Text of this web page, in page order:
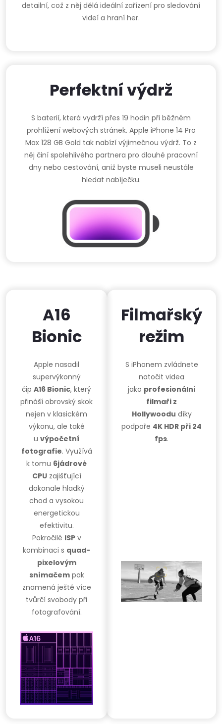
detailní, což z něj dělá ideální zařízení pro sledování
videí a hraní her.
Perfektní výdrž
S baterií, která vydrží přes 19 hodin při běžném
prohlížení webových stránek. Apple iPhone 14 Pro
Max 128 GB Gold tak nabízí výjimečnou výdrž. To z
něj činí spolehlivého partnera pro dlouhé pracovní
dny nebo cestování, aniž byste museli neustále
hledat nabíječku.
A16
Bionic
Apple nasadil
supervýkonný
čip A16 Bionic, který
přináší obrovský skok
nejen v klasickém
výkonu, ale také
u výpočetní
fotografie. Využívá
k tomu 6jádrové
CPU zajišťující
dokonale hladký
chod a vysokou
energetickou
efektivitu.
Pokročilé ISP v
kombinaci s quad-
pixelovým
snímačem pak
znamená ještě více
tvůrčí svobody při
fotografování.
Filmařský
režim
S iPhonem zvládnete
natočit videa
jako profesionální
filmaři z
Hollywoodu díky
podpoře 4K HDR při 24
fps.